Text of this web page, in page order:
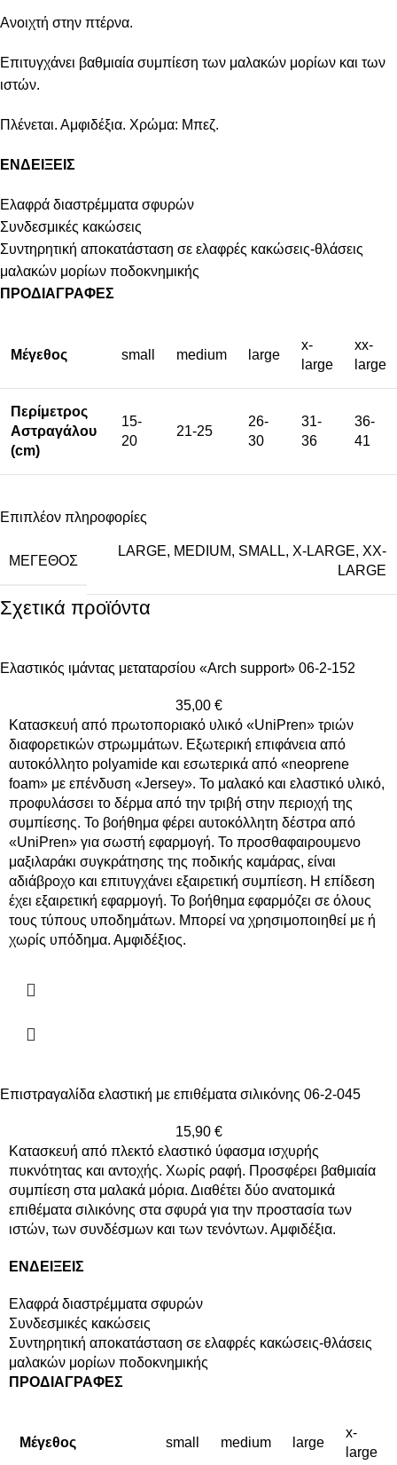
Ανοιχτή στην πτέρνα.
Επιτυγχάνει βαθμιαία συμπίεση των μαλακών μορίων και των
ιστών.
Πλένεται. Αμφιδέξια. Χρώμα: Μπεζ.
ΕΝΔΕΙΞΕΙΣ
Ελαφρά διαστρέμματα σφυρών
Συνδεσμικές κακώσεις
Συντηρητική αποκατάσταση σε ελαφρές κακώσεις-θλάσεις
μαλακών μορίων ποδοκνημικής
ΠΡΟΔΙΑΓΡΑΦΕΣ
Μέγεθος small medium large
x-
large
xx-
large
Περίμετρος
Αστραγάλου
(cm)
15-
20
21-25
26-
30
31-
36
36-
41
Επιπλέον πληροφορίες
ΜΈΓΕΘΟΣ
LARGE, MEDIUM, SMALL, X-LARGE, XX-
LARGE
Σχετικά προϊόντα
Ελαστικός ιμάντας μεταταρσίου «Arch support» 06-2-152
35,00 €
Κατασκευή από πρωτοποριακό υλικό «UniPren» τριών
διαφορετικών στρωμμάτων. Εξωτερική επιφάνεια από
αυτοκόλλητο polyamide και εσωτερικά από «neoprene
foam» με επένδυση «Jersey». Το μαλακό και ελαστικό υλικό,
προφυλάσσει το δέρμα από την τριβή στην περιοχή της
συμπίεσης. Το βοήθημα φέρει αυτοκόλλητη δέστρα από
«UniPren» για σωστή εφαρμογή. Το προσθαφαιρουμενο
μαξιλαράκι συγκράτησης της ποδικής καμάρας, είναι
αδιάβροχο και επιτυγχάνει εξαιρετική συμπίεση. Η επίδεση
έχει εξαιρετική εφαρμογή. Το βοήθημα εφαρμόζει σε όλους
τους τύπους υποδημάτων. Μπορεί να χρησιμοποιηθεί με ή
χωρίς υπόδημα. Αμφιδέξιος.
Επιστραγαλίδα ελαστική με επιθέματα σιλικόνης 06-2-045
15,90 €
Κατασκευή από πλεκτό ελαστικό ύφασμα ισχυρής
πυκνότητας και αντοχής. Χωρίς ραφή. Προσφέρει βαθμιαία
συμπίεση στα μαλακά μόρια. Διαθέτει δύο ανατομικά
επιθέματα σιλικόνης στα σφυρά για την προστασία των
ιστών, των συνδέσμων και των τενόντων. Αμφιδέξια.
ΕΝΔΕΙΞΕΙΣ
Ελαφρά διαστρέμματα σφυρών
Συνδεσμικές κακώσεις
Συντηρητική αποκατάσταση σε ελαφρές κακώσεις-θλάσεις
μαλακών μορίων ποδοκνημικής
ΠΡΟΔΙΑΓΡΑΦΕΣ
Μέγεθος small medium large
x-
large